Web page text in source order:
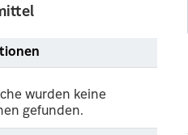
wurden keine
gefunden.